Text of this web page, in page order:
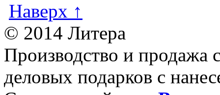
Наверх ↑
© 2014 Литера
Производство и продажа
деловых подарков с